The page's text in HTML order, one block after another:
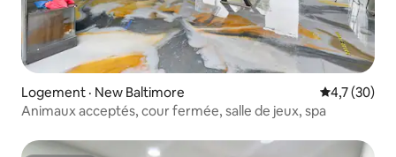
Logement · New Baltimore Note
4,7 (30)
Animaux acceptés, cour fermée, salle de jeux, spa